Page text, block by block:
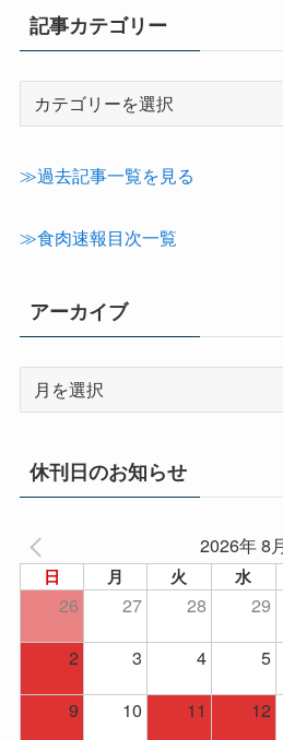
記事カテゴリー
テ
≫過去記事一覧を見る
≫食肉速報目次一覧
アーカイブ
イ
ブ
休刊日のお知らせ
2026年 8
日 月 火 水
26 27 28 29
2
3 4 5
9
10 11 12